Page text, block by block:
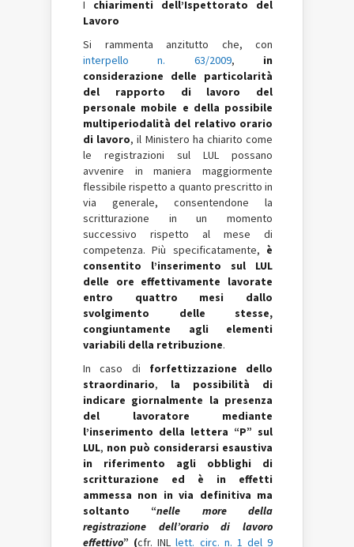
I chiarimenti dell’Ispettorato del
Lavoro
Si rammenta anzitutto che, con
interpello n. 63/2009, in
considerazione delle particolarità
del rapporto di lavoro del
personale mobile e della possibile
multiperiodalità del relativo orario
di lavoro, il Ministero ha chiarito come
le registrazioni sul LUL possano
avvenire in maniera maggiormente
flessibile rispetto a quanto prescritto in
via generale, consentendone la
scritturazione in un momento
successivo rispetto al mese di
competenza. Più specificatamente, è
consentito l’inserimento sul LUL
delle ore effettivamente lavorate
entro quattro mesi dallo
svolgimento delle stesse,
congiuntamente agli elementi
variabili della retribuzione.
In caso di forfettizzazione dello
straordinario, la possibilità di
indicare giornalmente la presenza
del lavoratore mediante
l’inserimento della lettera “P” sul
LUL, non può considerarsi esaustiva
in riferimento agli obblighi di
scritturazione ed è in effetti
ammessa non in via definitiva ma
soltanto “nelle more della
registrazione dell’orario di lavoro
effettivo” (cfr. INLlett. circ. n. 1 del 9